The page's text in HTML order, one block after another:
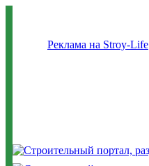
Реклама на Stroy-Life